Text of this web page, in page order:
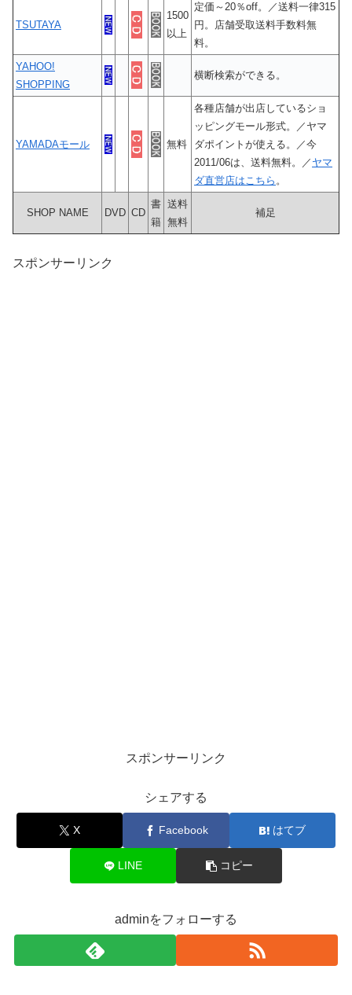
TSUTAYA
1500
以上
定価～20％off。／送料一律315
円。店舗受取送料手数料無
料。
YAHOO!
SHOPPING
横断検索ができる。
YAMADAモール 無料
各種店舗が出店しているショ
ッピングモール形式。／ヤマ
ダポイントが使える。／今
2011/06は、送料無料。／ ヤマ
ダ直営店はこちら 。
SHOP NAME DVD CD
書
籍
送料
無料
補足
スポンサーリンク
スポンサーリンク
シェアする
X Facebook はてブ
LINE コピー
adminをフォローする